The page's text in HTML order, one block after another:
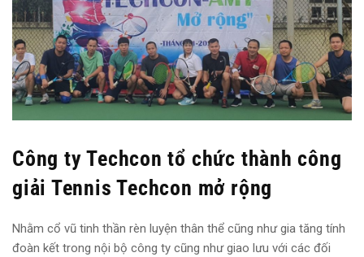
Công ty Techcon tổ chức thành công
giải Tennis Techcon mở rộng
Nhằm cổ vũ tinh thần rèn luyện thân thể cũng như gia tăng tính
đoàn kết trong nội bộ công ty cũng như giao lưu với các đối